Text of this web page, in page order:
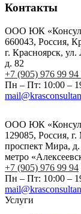
Контакты
ООО ЮК
660043, Россия,
г. Красноярск,
д. 82
+7 (905) 976 99 94
Пн – Пт: 10:00 –
ООО ЮК
129085, Россия,
проспект Мира,
метро
+7 (905) 976 99 94
Пн – Пт: 10:00 –
Услуги